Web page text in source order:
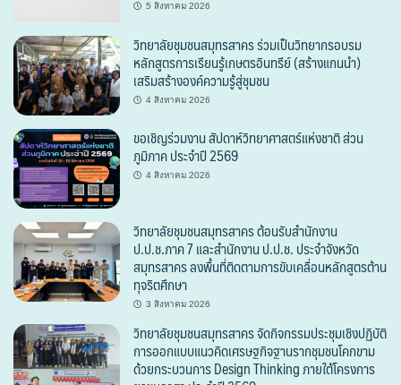
5 สิงหาคม 2026
วิทยาลัยชุมชนสมุทรสาคร ร่วมเป็นวิทยากรอบรม
หลักสูตรการเรียนรู้เกษตรอินทรีย์ (สร้างแกนนำ)
เสริมสร้างองค์ความรู้สู่ชุมชน
4 สิงหาคม 2026
ขอเชิญร่วมงาน สัปดาห์วิทยาศาสตร์แห่งชาติ ส่วน
ภูมิภาค ประจำปี 2569
4 สิงหาคม 2026
วิทยาลัยชุมชนสมุทรสาคร ต้อนรับสำนักงาน
ป.ป.ช.ภาค 7 และสำนักงาน ป.ป.ช. ประจำจังหวัด
สมุทรสาคร ลงพื้นที่ติดตามการขับเคลื่อนหลักสูตรต้าน
ทุจริตศึกษา
3 สิงหาคม 2026
วิทยาลัยชุมชนสมุทรสาคร จัดกิจกรรมประชุมเชิงปฏิบัติ
การออกแบบแนวคิดเศรษฐกิจฐานรากชุมชนโคกขาม
ด้วยกระบวนการ Design Thinking ภายใต้โครงการ